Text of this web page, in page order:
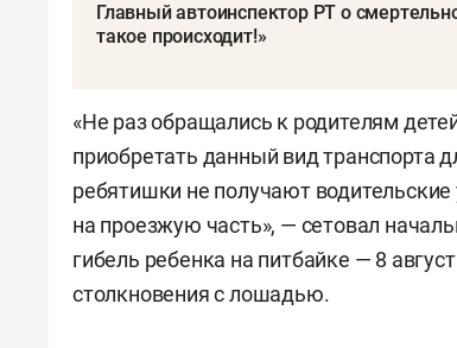
Главный автоинспектор РТ о
такое происходит!»
«Не раз обращались к родителям
приобретать данный вид транспорта
ребятишки не получают
на проезжую часть», — сетовал
гибель ребенка на питбайке — 8
столкновения с лошадью.